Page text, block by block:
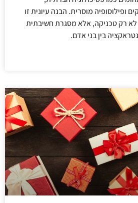
ופילוסופיה מוסרית. הבנה עיונית זו
רק טכניקה, אלא מסגרת חשיבתית
בין בני אדם.